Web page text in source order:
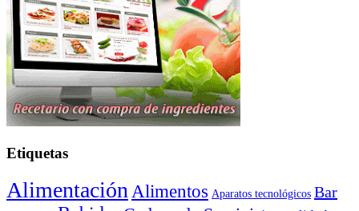
Etiquetas
Alimentación Alimentos Aparatos tecnológicos Bar